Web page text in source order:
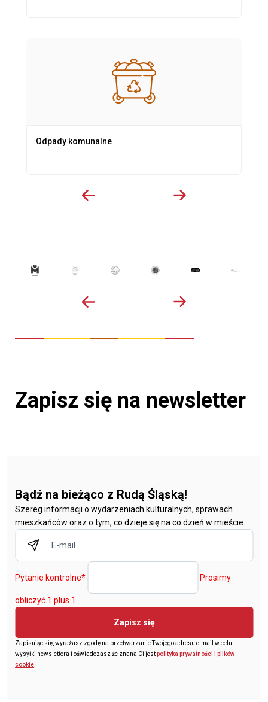
Odpady komunalne
Zapisz się na newsletter
Bądź na bieżąco z Rudą Śląską!
Szereg informacji o wydarzeniach kulturalnych, sprawach
mieszkańców oraz o tym, co dzieje się na co dzień w mieście.
Pytanie kontrolne* Prosimy
obliczyć 1 plus 1.
Zapisz się
Zapisując się, wyrażasz zgodę na przetwarzanie Twojego adresu e-mail w celu
wysyłki newslettera i oświadczasz że znana Ci jestpolityka prywatności i plików
cookie